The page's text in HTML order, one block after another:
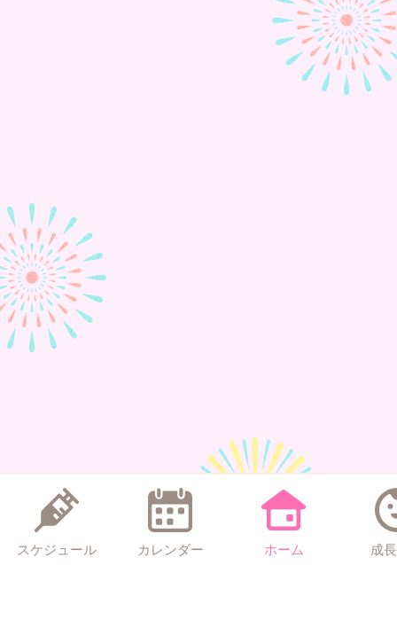
スケジュール カレンダー ホーム 成